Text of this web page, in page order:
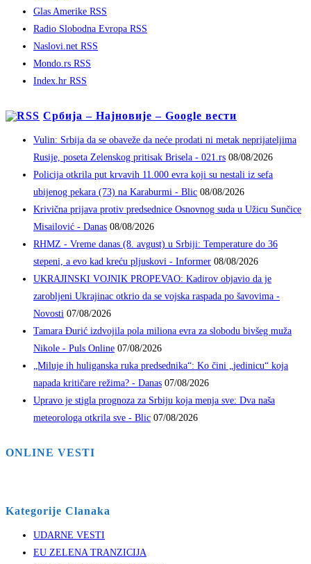
Glas Amerike RSS
Radio Slobodna Evropa RSS
Naslovi.net RSS
Mondo.rs RSS
Index.hr RSS
Србија – Најновије – Google вести
Vulin: Srbija da se obaveže da neće prodati ni metak neprijateljima
Rusije, poseta Zelenskog pritisak Brisela - 021.rs 08/08/2026
Policija otkrila put krvavih 11.000 evra koji su nestali iz sefa
ubijenog pekara (73) na Karaburmi - Blic 08/08/2026
Krivična prijava protiv predsednice Osnovnog suda u Užicu Sunčice
Misailović - Danas 08/08/2026
RHMZ - Vreme danas (8. avgust) u Srbiji: Temperature do 36
stepeni, a evo kad kreću pljuskovi - Informer 08/08/2026
UKRAJINSKI VOJNIK PROPEVAO: Kadirov objavio da je
zarobljeni Ukrajinac otkrio da se vojska raspada po šavovima -
Novosti 07/08/2026
Tamara Đurić izdvojila pola miliona evra za slobodu bivšeg muža
Nikole - Puls Online 07/08/2026
„Miluje ih huliganska ruka predsednika“: Ko čini „jedinicu“ koja
napada kritičare režima? - Danas 07/08/2026
Upravo je stigla prognoza za Srbiju koja menja sve: Dva naša
meteorologa otkrila sve - Blic 07/08/2026
ONLINE VESTI
Kategorije Clanaka
UDARNE VESTI
EU ZELENA TRANZICIJA